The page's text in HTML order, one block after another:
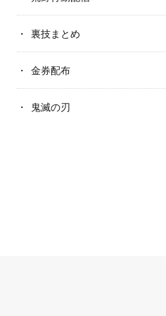
裏技まとめ
金券配布
鬼滅の刃